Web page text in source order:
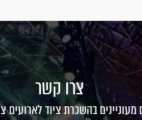
צרו קשר
בהשכרת ציוד לארועים